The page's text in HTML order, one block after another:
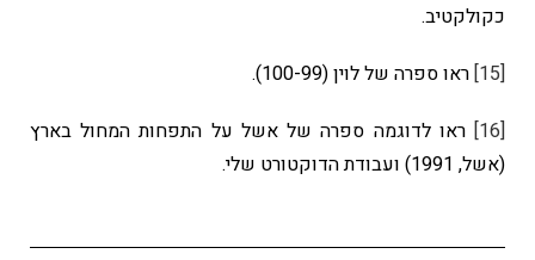
כקולקטיב.
[15]
ראו ספרה של לוין (100-99).
[16]
ראו לדוגמה ספרה של אשל על התפחות המחול בארץ
(אשל, 1991) ועבודת הדוקטורט שלי.